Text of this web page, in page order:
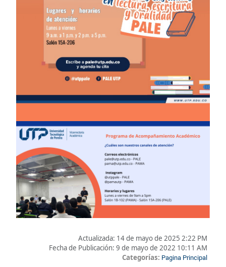
Actualizada: 14 de mayo de 2025 2:22 PM
Fecha de Publicación: 9 de mayo de 2022 10:11 AM
Categorías: Pagina Principal